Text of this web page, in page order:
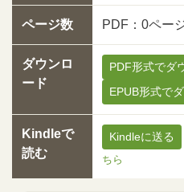
ページ数 PDF：0ペー
ダウンロ
ード
PDF形式でダ
EPUB形式で
Kindleで
読む
Kindleに送る
ちら